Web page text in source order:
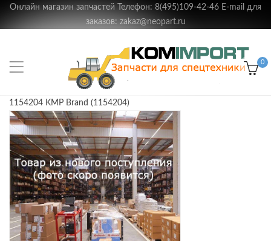
Онлайн магазин запчастей Телефон: 8(495)109-42-46 E-mail для
заказов: zakaz@neopart.ru
0
1154204 KMP Brand (1154204)